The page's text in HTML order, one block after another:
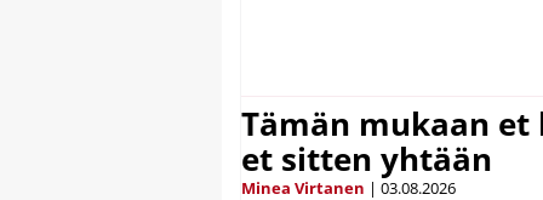
Tämän mukaan
et sitten yhtään
Minea Virtanen | 03.08.2026